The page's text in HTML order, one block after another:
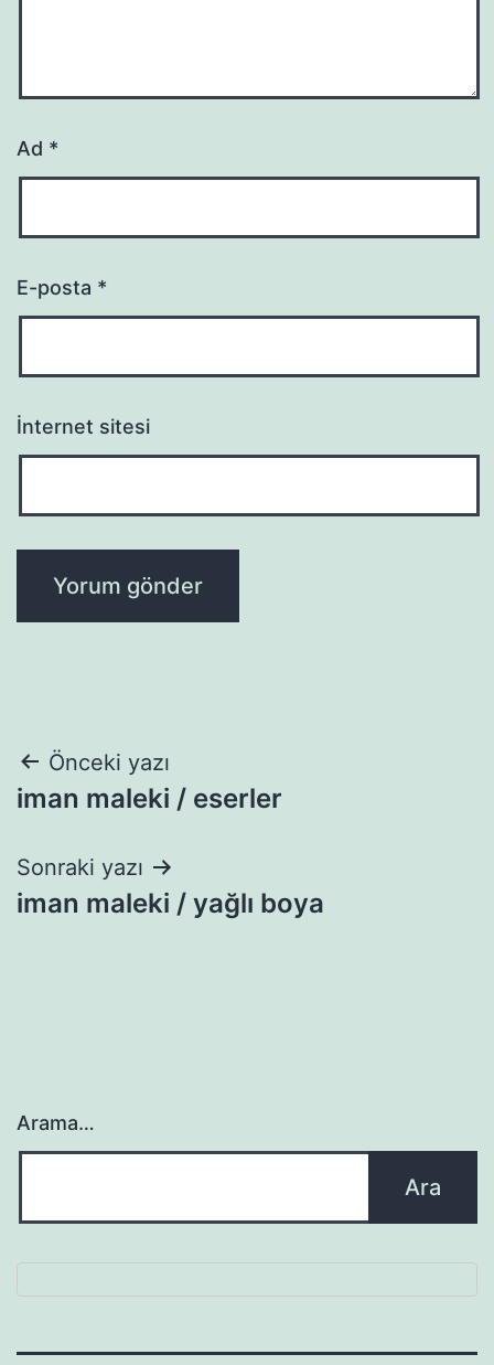
Ad *
E-posta *
İnternet sitesi
Yazı
gezinmesi
Önceki yazı
iman maleki / eserler
Sonraki yazı
iman maleki / yağlı boya
Arama…